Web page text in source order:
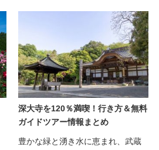
深大寺を120％満喫！行き方＆無料
ガイドツアー情報まとめ
豊かな緑と湧き水に恵まれ、武蔵